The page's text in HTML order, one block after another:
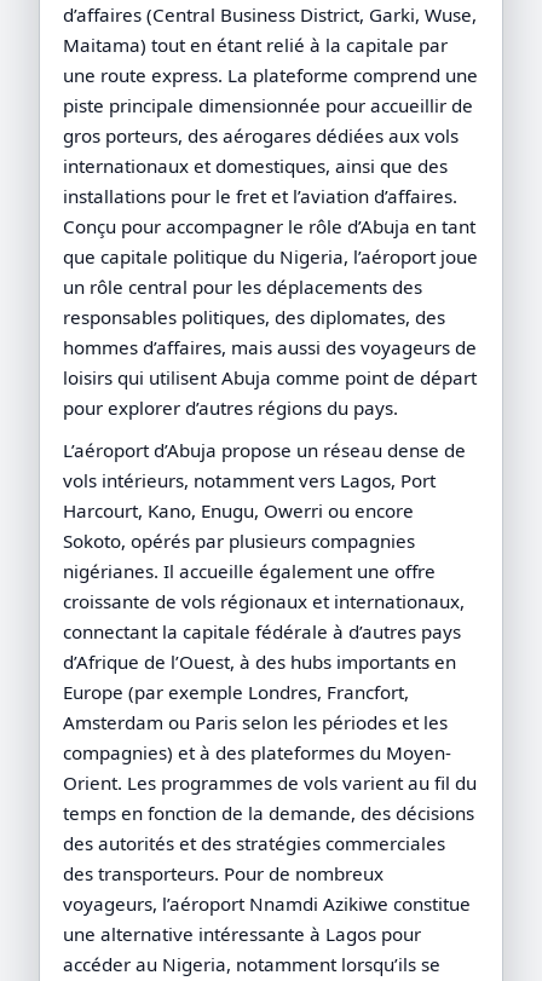
d’affaires (Central Business District, Garki, Wuse,
Maitama) tout en étant relié à la capitale par
une route express. La plateforme comprend une
piste principale dimensionnée pour accueillir de
gros porteurs, des aérogares dédiées aux vols
internationaux et domestiques, ainsi que des
installations pour le fret et l’aviation d’affaires.
Conçu pour accompagner le rôle d’Abuja en tant
que capitale politique du Nigeria, l’aéroport joue
un rôle central pour les déplacements des
responsables politiques, des diplomates, des
hommes d’affaires, mais aussi des voyageurs de
loisirs qui utilisent Abuja comme point de départ
pour explorer d’autres régions du pays.
L’aéroport d’Abuja propose un réseau dense de
vols intérieurs, notamment vers Lagos, Port
Harcourt, Kano, Enugu, Owerri ou encore
Sokoto, opérés par plusieurs compagnies
nigérianes. Il accueille également une offre
croissante de vols régionaux et internationaux,
connectant la capitale fédérale à d’autres pays
d’Afrique de l’Ouest, à des hubs importants en
Europe (par exemple Londres, Francfort,
Amsterdam ou Paris selon les périodes et les
compagnies) et à des plateformes du Moyen-
Orient. Les programmes de vols varient au fil du
temps en fonction de la demande, des décisions
des autorités et des stratégies commerciales
des transporteurs. Pour de nombreux
voyageurs, l’aéroport Nnamdi Azikiwe constitue
une alternative intéressante à Lagos pour
accéder au Nigeria, notamment lorsqu’ils se